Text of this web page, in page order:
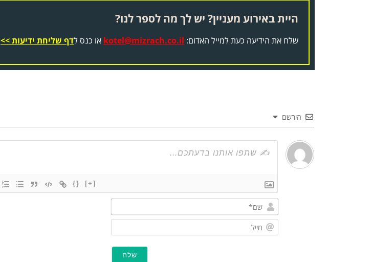
היית באירוע מעניין? יש לך מה לספר לנו?
שלח את הידיעה כעת למייל האדום: kotel@mizrach.co.il או כנס לדף שליחת ידיעות >>
הירשם
{} [+]